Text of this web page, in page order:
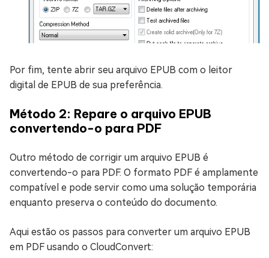
Por fim, tente abrir seu arquivo EPUB com o leitor
digital de EPUB de sua preferência.
Método 2: Repare o arquivo EPUB
convertendo-o para PDF
Outro método de corrigir um arquivo EPUB é
convertendo-o para PDF. O formato PDF é amplamente
compatível e pode servir como uma solução temporária
enquanto preserva o conteúdo do documento.
Aqui estão os passos para converter um arquivo EPUB
em PDF usando o CloudConvert: